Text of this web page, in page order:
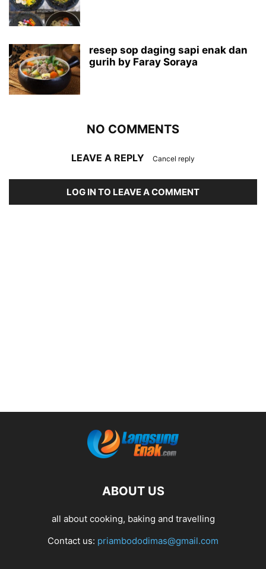
resep sop daging sapi enak dan
gurih by Faray Soraya
NO COMMENTS
LEAVE A REPLY Cancel reply
LOG IN TO LEAVE A COMMENT
ABOUT US
all about cooking, baking and travelling
Contact us: priambododimas@gmail.com